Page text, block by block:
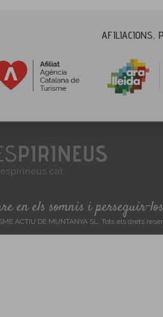
AFILIACIONS,
en els somnis i perseguir-los
ACTIU DE MUNTANYA SL. Tots els drets